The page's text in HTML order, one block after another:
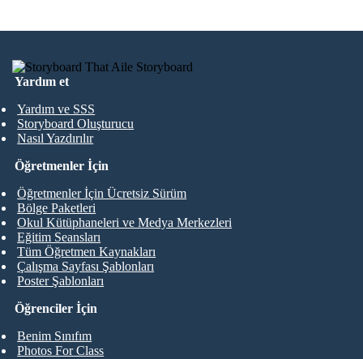
Yardım et
Yardım ve SSS
Storyboard Oluşturucu
Nasıl Yazdırılır
Öğrenciler İçin
Benim Sınıfım
Photos For Class
Öğretmenler İçin
Öğretmenler İçin Ücretsiz Sürüm
Bölge Paketleri
Okul Kütüphaneleri ve Medya Merkezleri
Eğitim Seansları
Tüm Öğretmen Kaynakları
Çalışma Sayfası Şablonları
Poster Şablonları